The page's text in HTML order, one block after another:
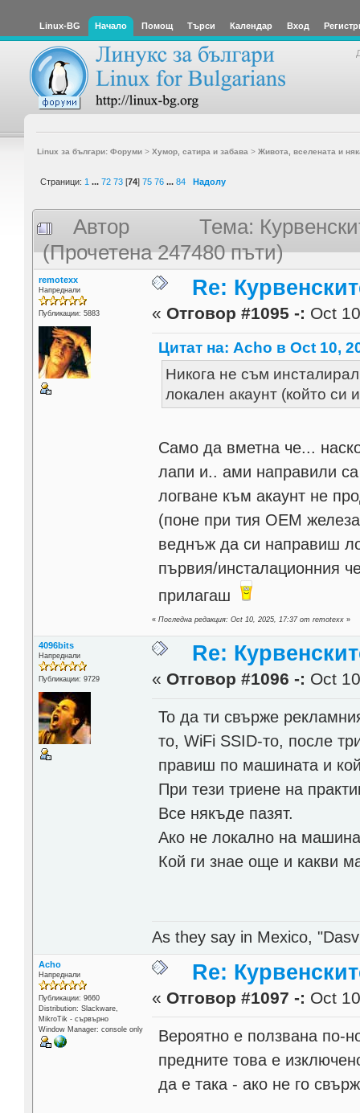
Linux-BG Начало Помощ Търси Календар Вход
Linux за българи: Форуми> Хумор, сатира и забава > Живота, вселената и
Страници: 1 ... 72 73 [74] 75 76 ... 84 Надолу
Автор
Тема:
(Прочетена 247480 пъти)
remotexx
Напреднали
Публикации: 5883
Re:
« Отговор #1095 -: Oct
Цитат на: Acho в Oct 10,
Никога не съм
локален акаунт (който си
Само да вметна че...
лапи и.. ами направили
логване към акаунт не
(поне при тия ОЕМ
веднъж да си направиш
първия/инсталационния
прилагаш
«Последна редакция: Oct 10, 2025, 17:37 от remotexx »
4096bits
Напреднали
Публикации: 9729
Re:
« Отговор #1096 -: Oct
То да ти свърже
то, WiFi SSID-то, после
правиш по машината и
При тези триене на
Все някъде пазят.
Ако не локално на
Кой ги знае още и какви
As they say in Mexico,
Acho
Напреднали
Публикации: 9660
Distribution: Slackware,
MikroTik - сървърно
Window Manager: console only
Re:
« Отговор #1097 -: Oct
Вероятно е ползвана по-
предните това е
да е така - ако не го